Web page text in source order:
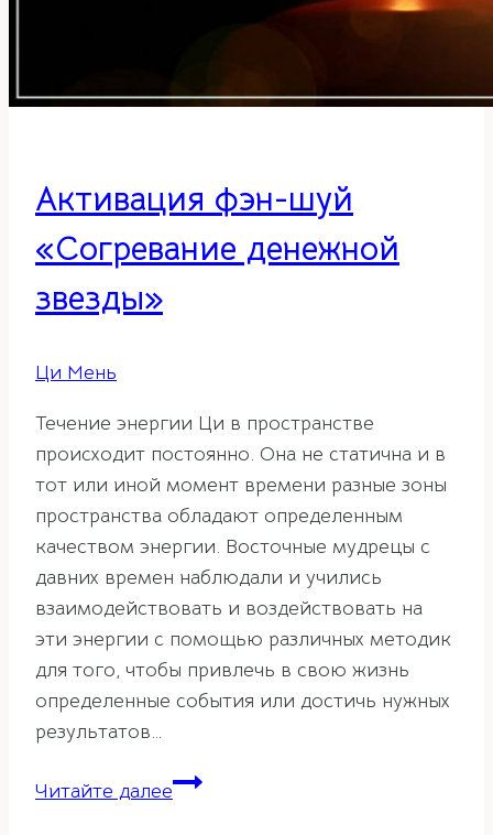
Активация фэн-шуй
«Согревание денежной
звезды»
Ци Мень
Течение энергии Ци в пространстве
происходит постоянно. Она не статична и в
тот или иной момент времени разные зоны
пространства обладают определенным
качеством энергии. Восточные мудрецы с
давних времен наблюдали и учились
взаимодействовать и воздействовать на
эти энергии с помощью различных методик
для того, чтобы привлечь в свою жизнь
определенные события или достичь нужных
результатов…
Читайте далееАктивация